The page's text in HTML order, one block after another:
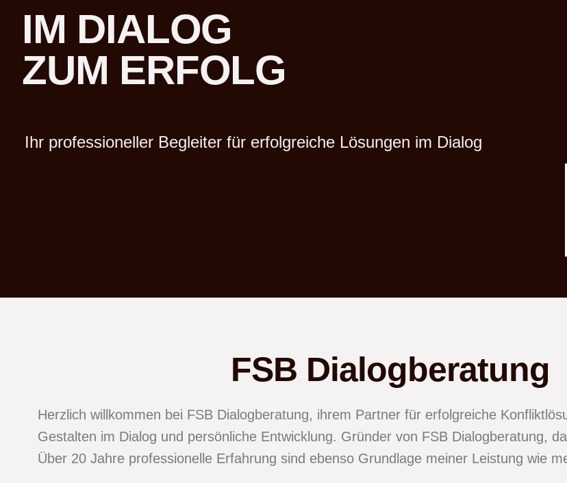
IM DIALOG
ZUM ERFOLG
Ihr professioneller Begleiter für erfolgreiche Lösungen im Dialog
FSB Dialogberatung
Herzlich willkommen bei FSB Dialogberatung, ihrem Partner für erfolgreiche
Gestalten im Dialog und persönliche Entwicklung. Gründer von FSB Dialogberatung,
Über 20 Jahre professionelle Erfahrung sind ebenso Grundlage meiner Leistung wie